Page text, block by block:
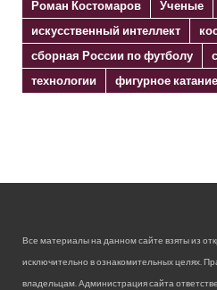
Роман Костомаров
Ученые
искусственный интеллект
сборная России по футболу
технологии
фигурное катание
Все материалы на данном сайте взяты из
исключительно в ознакомительных целях.
владельцам. Администрация сайта